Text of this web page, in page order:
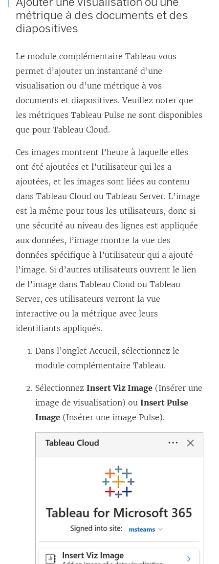
o
u
n
e
n
o
u
v
e
l
l
e
f
e
e
)
métrique à des documents et des
diapositives
Le module complémentaire Tableau vous
permet d’ajouter un instantané d’une
visualisation ou d’une métrique à vos
documents et diapositives. Veuillez noter que
les métriques Tableau Pulse ne sont disponibles
que pour Tableau Cloud.
Ces images montrent l’heure à laquelle elles
ont été ajoutées et l’utilisateur qui les a
ajoutées, et les images sont liées au contenu
dans Tableau Cloud ou Tableau Server. L’image
est la même pour tous les utilisateurs, donc si
une sécurité au niveau des lignes est appliquée
aux données, l’image montre la vue des
données spécifique à l’utilisateur qui a ajouté
l’image. Si d’autres utilisateurs ouvrent le lien
de l’image dans Tableau Cloud ou Tableau
Server, ces utilisateurs verront la vue
interactive ou la métrique avec leurs
identifiants appliqués.
Dans l’onglet Accueil, sélectionnez le
module complémentaire Tableau.
Sélectionnez Insert Viz Image (Insérer une
image de visualisation) ou Insert Pulse
Image (Insérer une image Pulse).